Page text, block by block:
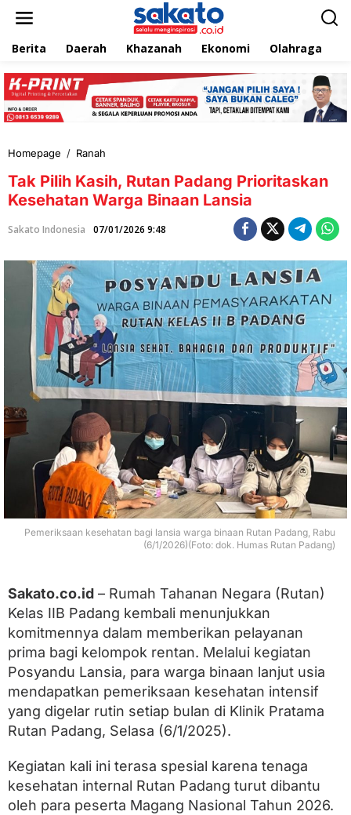
e
k
Berita Daerah Khazanah Ekonomi Olahraga
Homepage / Ranah
k
P
l
a
s
i
h
R
u
a
P
a
d
a
n
g
P
r
i
s
k
a
n
K
e
s
e
h
t
a
n
W
Tak Pilih Kasih, Rutan Padang Prioritaskan
Kesehatan Warga Binaan Lansia
Sakato Indonesia 07/01/2026 9:48
Pemeriksaan kesehatan bagi lansia warga binaan Rutan Padang, Rabu
(6/1/2026)(Foto: dok. Humas Rutan Padang)
Sakato.co.id – Rumah Tahanan Negara (Rutan)
Kelas IIB Padang kembali menunjukkan
komitmennya dalam memberikan pelayanan
prima bagi kelompok rentan. Melalui kegiatan
Posyandu Lansia, para warga binaan lanjut usia
mendapatkan pemeriksaan kesehatan intensif
yang digelar rutin setiap bulan di Klinik Pratama
Rutan Padang, Selasa (6/1/2025).
Kegiatan kali ini terasa spesial karena tenaga
kesehatan internal Rutan Padang turut dibantu
oleh para peserta Magang Nasional Tahun 2026.